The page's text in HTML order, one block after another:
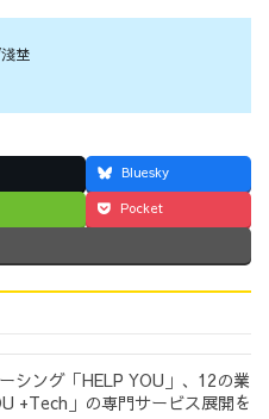
埜
Bluesky
Pocket
シング「HELP YOU」、12の業
+Tech」の専門サービス展開を